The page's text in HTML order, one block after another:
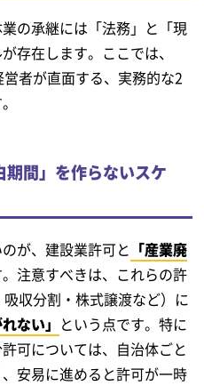
の承継には「法務」と「現
存在します。ここでは、
者が直面する、実務的な2
間」を作らないスケ
が、建設業許可と 「産業廃
注意すべきは、これらの許
収分割・株式譲渡など）に
ない」 という点です。特に
可については、自治体ごと
安易に進めると許可が一時